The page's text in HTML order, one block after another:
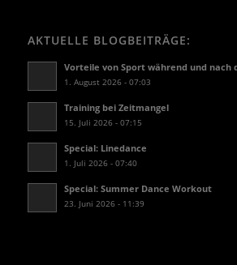
AKTUELLE BLOGBEITRÄGE:
Vorteile von Sport während und nach
1. August 2026 - 07:03
Training bei Zeitmangel
15. Juli 2026 - 07:15
Special: Linedance
1. Juli 2026 - 07:40
Special: Summer Dance Workout
23. Juni 2026 - 11:39